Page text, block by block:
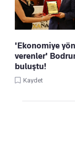
'Ekonomiye yön
verenler'
buluştu!
Kaydet